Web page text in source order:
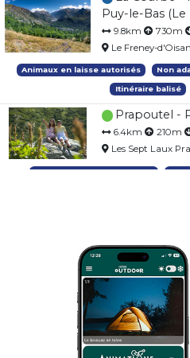
Puy-le-Bas (Le
9.8km 730m
Le Freney-
Animaux en laisse autorisés Non
Itinéraire balisé
Prapoutel -
6.4km 210m
Les Sept Laux
Animaux en laisse autorisés
7.9km 390m
Les Sept Laux
Animaux en laisse autorisés
Non adapté aux poussettes
Refuge et
Fond de France